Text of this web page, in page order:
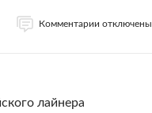
Комментарии отключены
лайнера